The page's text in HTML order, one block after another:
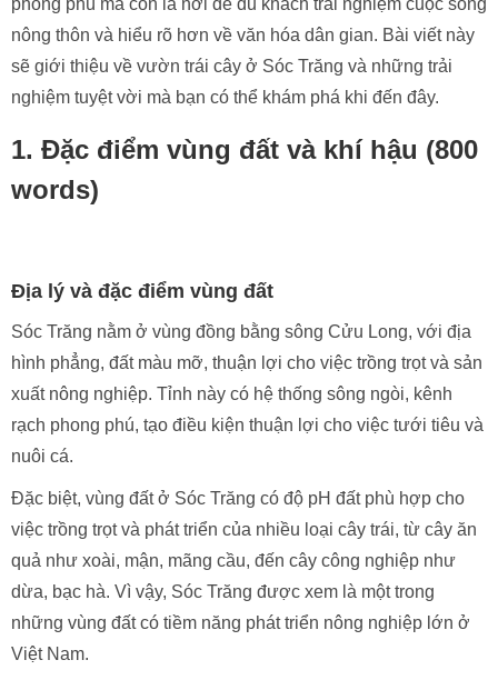
phong phú mà còn là nơi để du khách trải nghiệm cuộc sống
nông thôn và hiểu rõ hơn về văn hóa dân gian. Bài viết này
sẽ giới thiệu về vườn trái cây ở Sóc Trăng và những trải
nghiệm tuyệt vời mà bạn có thể khám phá khi đến đây.
1. Đặc điểm vùng đất và khí hậu (800
words)
Địa lý và đặc điểm vùng đất
Sóc Trăng nằm ở vùng đồng bằng sông Cửu Long, với địa
hình phẳng, đất màu mỡ, thuận lợi cho việc trồng trọt và sản
xuất nông nghiệp. Tỉnh này có hệ thống sông ngòi, kênh
rạch phong phú, tạo điều kiện thuận lợi cho việc tưới tiêu và
nuôi cá.
Đặc biệt, vùng đất ở Sóc Trăng có độ pH đất phù hợp cho
việc trồng trọt và phát triển của nhiều loại cây trái, từ cây ăn
quả như xoài, mận, mãng cầu, đến cây công nghiệp như
dừa, bạc hà. Vì vậy, Sóc Trăng được xem là một trong
những vùng đất có tiềm năng phát triển nông nghiệp lớn ở
Việt Nam.